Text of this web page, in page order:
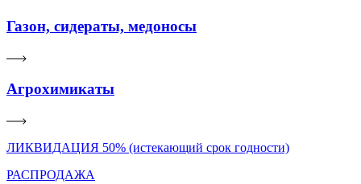
Газон, сидераты, медоносы
Агрохимикаты
ЛИКВИДАЦИЯ 50% (истекающий срок годности)
РАСПРОДАЖА